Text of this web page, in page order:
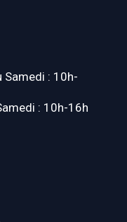
Samedi : 10h-
: 10h-16h